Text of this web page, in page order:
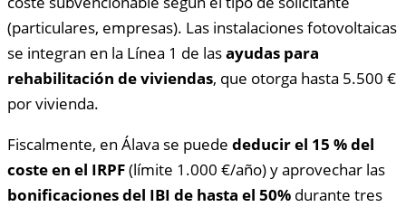
(particulares, empresas). Las instalaciones fotovoltaicas
se integran en la Línea 1 de lasayudas para
rehabilitación de viviendas, que otorga hasta 5.500 €
por vivienda.
Fiscalmente, en Álava se puede deducir el 15 % del
coste en el IRPF(límite 1.000 €/año) y aprovechar las
bonificaciones del IBI de hasta el 50% durante tres